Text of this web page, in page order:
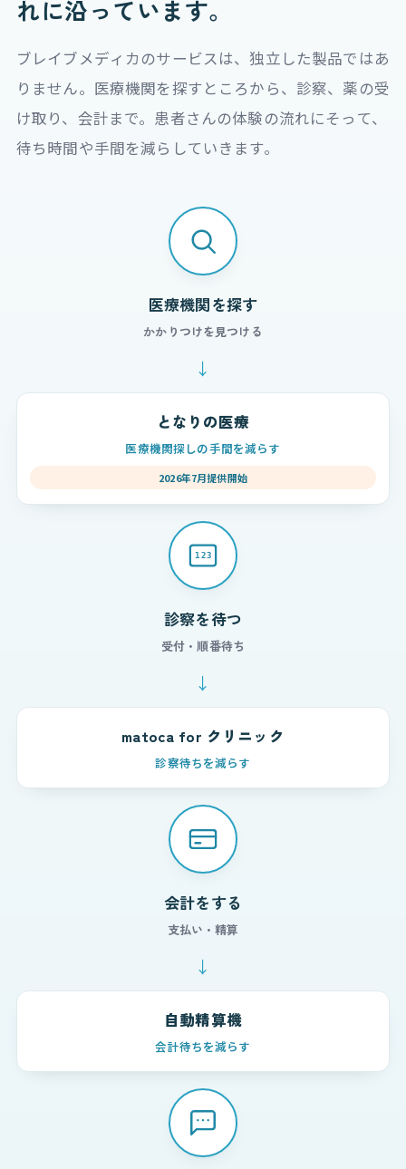
れに沿っています。
ブレイブメディカのサービスは、独立した製品ではあ
りません。医療機関を探すところから、診察、薬の受
け取り、会計まで。患者さんの体験の流れにそって、
待ち時間や手間を減らしていきます。
医療機関を探す
かかりつけを見つける
↓
となりの医療
医療機関探しの手間を減らす
2026年7月提供開始
123
診察を待つ
受付・順番待ち
↓
matoca for クリニック
診察待ちを減らす
会計をする
支払い・精算
↓
自動精算機
会計待ちを減らす